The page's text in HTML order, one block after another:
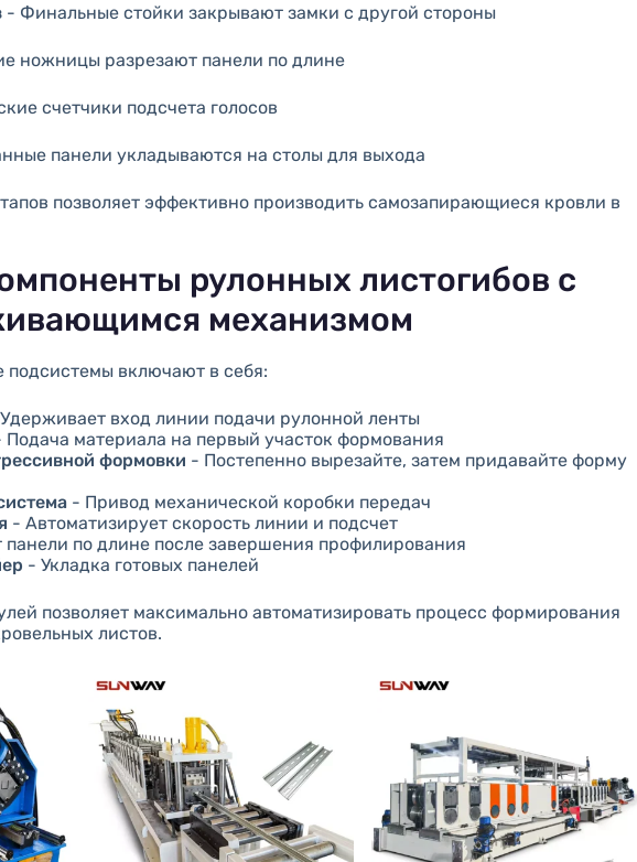
- Финальные стойки закрывают замки с другой стороны
ножницы разрезают панели по длине
счетчики подсчета голосов
панели укладываются на столы для выхода
позволяет эффективно производить самозапирающиеся кровли в
рулонных листогибов с
механизмом
включают в себя:
вход линии подачи рулонной ленты
Подача материала на первый участок формования
формовки - Постепенно вырезайте, затем придавайте форму
- Привод механической коробки передач
- Автоматизирует скорость линии и подсчет
панели по длине после завершения профилирования
- Укладка готовых панелей
позволяет максимально автоматизировать процесс формирования
листов.